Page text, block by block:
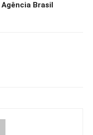
Brasil